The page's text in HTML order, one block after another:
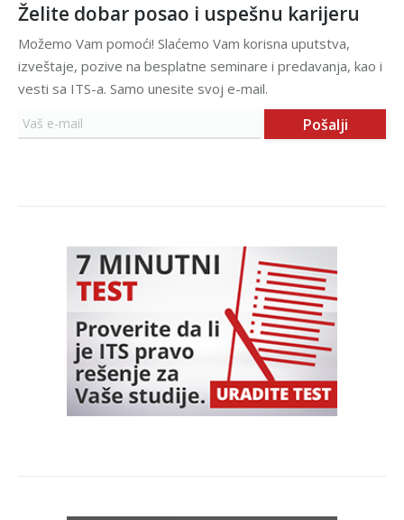
Želite dobar posao i uspešnu karijeru
Možemo Vam pomoći! Slaćemo Vam korisna uputstva,
izveštaje, pozive na besplatne seminare i predavanja, kao i
vesti sa ITS-a. Samo unesite svoj e-mail.